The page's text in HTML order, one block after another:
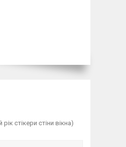
стікери стіни вікна)